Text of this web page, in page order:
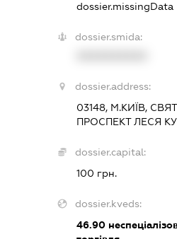
dossier.missingData
dossier.smida:
dossier.address:
03148, М.КИЇВ,
ПРОСПЕКТ ЛЕСЯ
dossier.capital:
100 грн.
dossier.kveds:
46.90